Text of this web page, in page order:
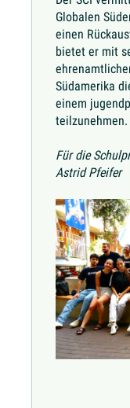
Globalen
einen
bietet er mit
Südamerika
einem
teilzunehmen.
Für die
Astrid Pfeifer